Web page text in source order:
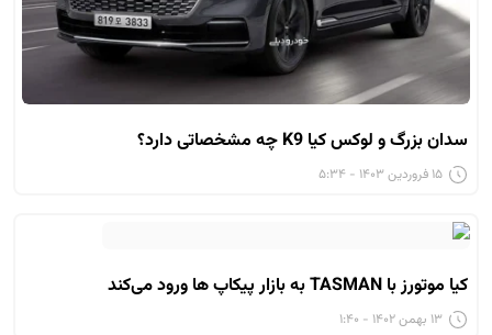
سدان بزرگ و لوکس کیا K9 چه مشخصاتی دارد؟
۱۵ فروردین ۱۴۰۳ - ۵:۳۴
کیا موتورز با TASMAN به بازار پیکاپ ها ورود می‌کند
۱۳ بهمن ۱۴۰۲ - ۱:۴۰